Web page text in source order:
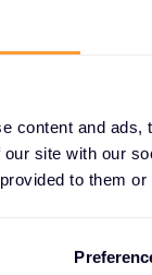
content and
site with our
to them